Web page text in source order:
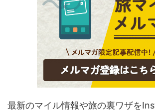
最新のマイル情報や旅の裏ワザを